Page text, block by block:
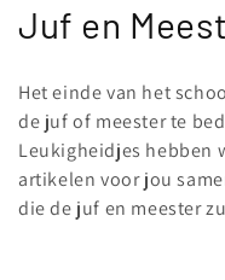
C
l
l
e
Juf en
Het einde van het
de juf of meester te
Leukigheidjes hebben
artikelen voor jou
die de juf en meester